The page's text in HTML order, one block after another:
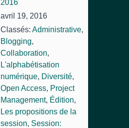
2016
avril 19, 2016
Classés: Administrative,
Blogging,
Collaboration,
L'alphabétisation
numérique, Diversité,
Open Access, Project
Management, Édition,
Les propositions de la
session, Session: